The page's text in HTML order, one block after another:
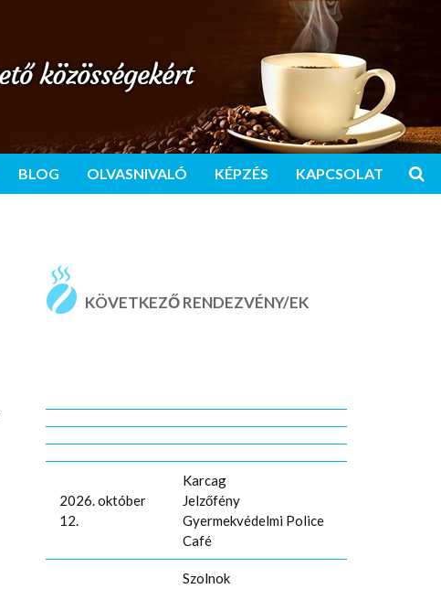
BLOG OLVASNIVALÓ KÉPZÉS KAPCSOLAT
KÖVETKEZŐ RENDEZVÉNY/EK
2026. október
12.
Karcag
Jelzőfény
Gyermekvédelmi Police
Café
Szolnok